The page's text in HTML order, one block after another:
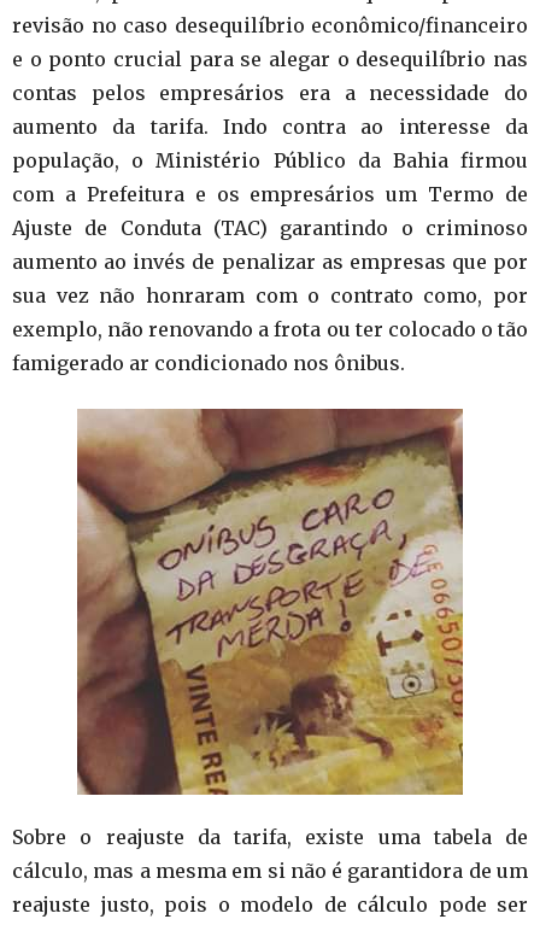
revisão no caso desequilíbrio econômico/financeiro
e o ponto crucial para se alegar o desequilíbrio nas
contas pelos empresários era a necessidade do
aumento da tarifa. Indo contra ao interesse da
população, o Ministério Público da Bahia firmou
com a Prefeitura e os empresários um Termo de
Ajuste de Conduta (TAC) garantindo o criminoso
aumento ao invés de penalizar as empresas que por
sua vez não honraram com o contrato como, por
exemplo, não renovando a frota ou ter colocado o tão
famigerado ar condicionado nos ônibus.
Sobre o reajuste da tarifa, existe uma tabela de
cálculo, mas a mesma em si não é garantidora de um
reajuste justo, pois o modelo de cálculo pode ser